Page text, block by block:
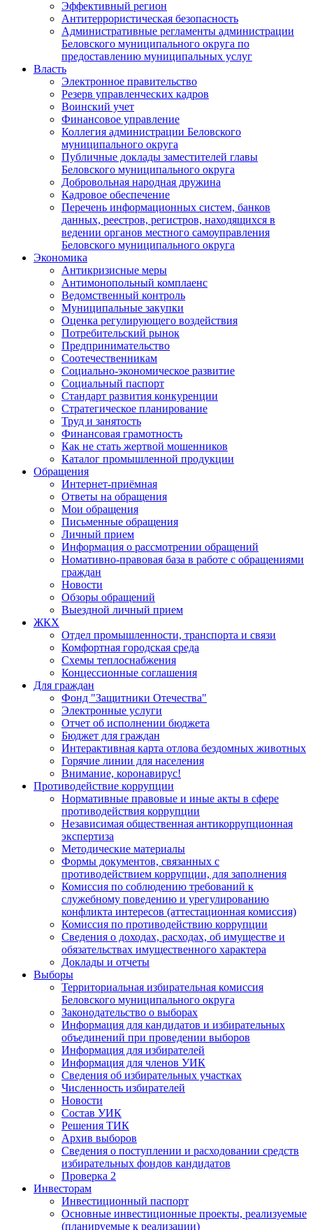
Эффективный регион
Антитеррористическая безопасность
Административные регламенты администрации
Беловского муниципального округа по
предоставлению муниципальных услуг
Власть
Электронное правительство
Резерв управленческих кадров
Воинский учет
Финансовое управление
Коллегия администрации Беловского
муниципального округа
Публичные доклады заместителей главы
Беловского муниципального округа
Добровольная народная дружина
Кадровое обеспечение
Перечень информационных систем, банков
данных, реестров, регистров, находящихся в
ведении органов местного самоуправления
Беловского муниципального округа
Экономика
Антикризисные меры
Антимонопольный комплаенс
Ведомственный контроль
Муниципальные закупки
Оценка регулирующего воздействия
Потребительский рынок
Предпринимательство
Соотечественникам
Социально-экономическое развитие
Социальный паспорт
Стандарт развития конкуренции
Стратегическое планирование
Труд и занятость
Финансовая грамотность
Как не стать жертвой мошенников
Каталог промышленной продукции
Обращения
Интернет-приёмная
Ответы на обращения
Мои обращения
Письменные обращения
Личный прием
Информация о рассмотрении обращений
Номативно-правовая база в работе с обращениями
граждан
Новости
Обзоры обращений
Выездной личный прием
ЖКХ
Отдел промышленности, транспорта и связи
Комфортная городская среда
Схемы теплоснабжения
Концессионные соглашения
Для граждан
Фонд "Защитники Отечества"
Электронные услуги
Отчет об исполнении бюджета
Бюджет для граждан
Интерактивная карта отлова бездомных животных
Горячие линии для населения
Внимание, коронавирус!
Противодействие коррупции
Нормативные правовые и иные акты в сфере
противодействия коррупции
Независимая общественная антикоррупционная
экспертиза
Методические материалы
Формы документов, связанных с
противодействием коррупции, для заполнения
Комиссия по соблюдению требований к
служебному поведению и урегулированию
конфликта интересов (аттестационная комиссия)
Комиссия по противодействию коррупции
Сведения о доходах, расходах, об имуществе и
обязательствах имущественного характера
Доклады и отчеты
Выборы
Территориальная избирательная комиссия
Беловского муниципального округа
Законодательство о выборах
Информация для кандидатов и избирательных
объединений при проведении выборов
Информация для избирателей
Информация для членов УИК
Сведения об избирательных участках
Численность избирателей
Новости
Состав УИК
Решения ТИК
Архив выборов
Сведения о поступлении и расходовании средств
избирательных фондов кандидатов
Проверка 2
Инвесторам
Инвестиционный паспорт
Основные инвестиционные проекты, реализуемые
(планируемые к реализации)